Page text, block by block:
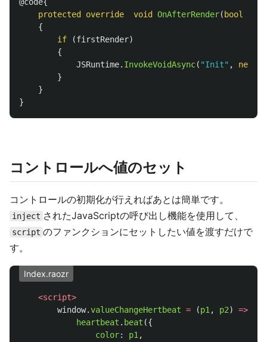
@code{
protected
override void OnAfterRender( bool
{
if
(firstRender)
{
JSRuntime. InvokeVoidAsync( "Init" , new
}
}
}
コントロールへ値のセット
コントロールの初期化が行えればあとは簡単です。
inject されたJavaScriptの呼び出し機能を使用して、
script のファンクションにセットしたい値を渡すだけで
す。
Index.raozr
<script>
window.valueChangeHertbeat = (p1, p2) =>
heartbeat . beat ({
color: p1,